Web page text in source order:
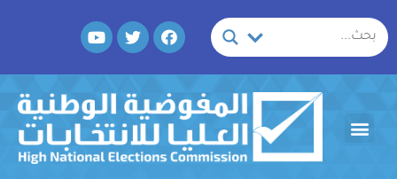
إلى
المحتوى
F
a
e
b
o
o
k
T
w
t
t
e
r
Y
o
t
b
e
Menu